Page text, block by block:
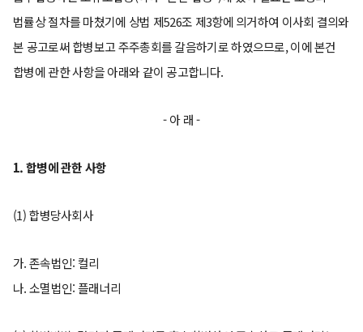
법률상 절차를 마쳤기에 상법 제526조 제3항에 의거하여 이사회 결의와
본 공고로써 합병보고 주주총회를 갈음하기로 하였으므로, 이에 본건
합병에 관한 사항을 아래와 같이 공고합니다.
- 아 래 -
1. 합병에 관한 사항
(1) 합병당사회사
가. 존속법인: 컬리
나. 소멸법인: 플래너리